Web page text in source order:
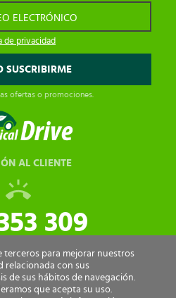
ELECTRÓNICO
de privacidad
ofertas o promociones.
AL CLIENTE
309
terceros para mejorar nuestros
relacionada con sus
de sus hábitos de navegación.
que acepta su uso.